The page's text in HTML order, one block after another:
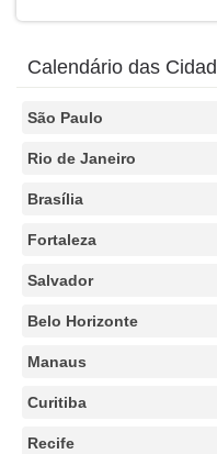
Calendário das
São Paulo
Rio de Janeiro
Brasília
Fortaleza
Salvador
Belo Horizonte
Manaus
Curitiba
Recife